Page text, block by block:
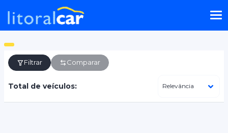
Filtrar Comparar
Total de veículos: